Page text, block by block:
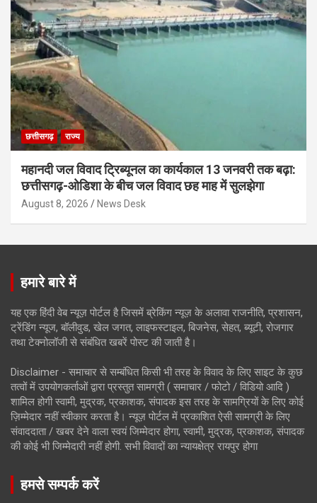
छत्तीसगढ़ राज्य
महानदी जल विवाद ट्रिब्यूनल का कार्यकाल 13 जनवरी तक बढ़ा:
छत्तीसगढ़-ओडिशा के बीच जल विवाद छह माह में सुलझेगा
August 8, 2026 News Desk
हमारे बारे में
यह एक हिंदी वेब न्यूज़ पोर्टल है जिसमें ब्रेकिंग न्यूज़ के अलावा राजनीति, प्रशासन,
ट्रेंडिंग न्यूज, बॉलीवुड, खेल जगत, लाइफस्टाइल, बिजनेस, सेहत, ब्यूटी, रोजगार
तथा टेक्नोलॉजी से संबंधित खबरें पोस्ट की जाती है।
Disclaimer - समाचार से सम्बंधित किसी भी तरह के विवाद के लिए साइट के कुछ
तत्वों में उपयोगकर्ताओं द्वारा प्रस्तुत सामग्री ( समाचार / फोटो / विडियो आदि )
शामिल होगी स्वामी, मुद्रक, प्रकाशक, संपादक इस तरह के सामग्रियों के लिए कोई
ज़िम्मेदार नहीं स्वीकार करता है। न्यूज़ पोर्टल में प्रकाशित ऐसी सामग्री के लिए
संवाददाता / खबर देने वाला स्वयं जिम्मेदार होगा, स्वामी, मुद्रक, प्रकाशक, संपादक
की कोई भी जिम्मेदारी नहीं होगी. सभी विवादों का न्यायक्षेत्र रायपुर होगा
हमसे सम्पर्क करें